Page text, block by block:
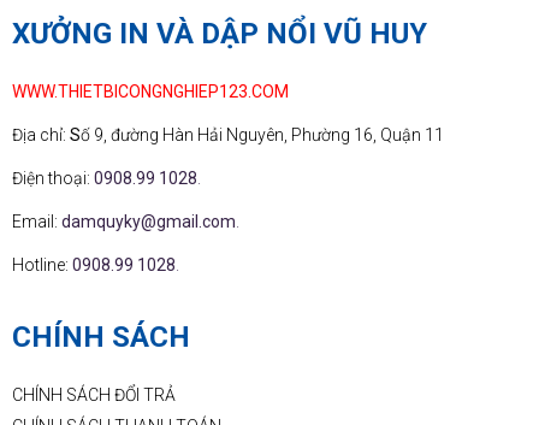
XƯỞNG IN VÀ DẬP NỔI VŨ HUY
WWW.THIETBICONGNGHIEP123.COM
Địa chỉ: Số 9, đường Hàn Hải Nguyên, Phường 16, Quận 11
Điện thoại: 0908.99 1028.
Email: damquyky@gmail.com.
Hotline: 0908.99 1028.
CHÍNH SÁCH
CHÍNH SÁCH ĐỔI TRẢ